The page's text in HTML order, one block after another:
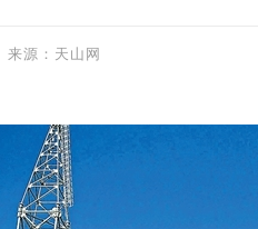
来源：天山网